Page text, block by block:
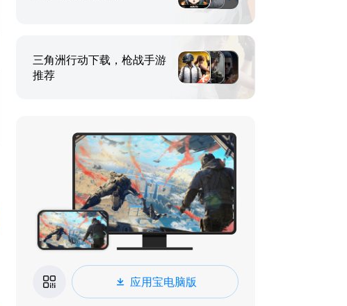
三角洲行动下载，枪战手游
推荐
应用宝电脑版